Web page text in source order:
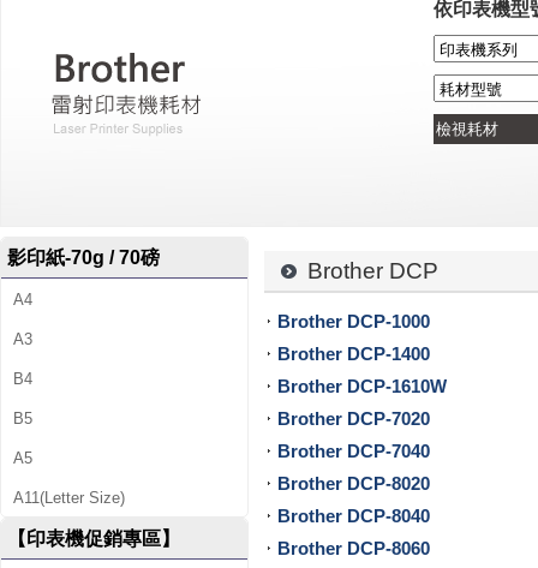
專
售
廠
牌
碳
粉
依印表機型
影印紙-70g / 70磅
A4
A3
B4
B5
A5
A11(Letter Size)
【印表機促銷專區】
Brother DCP
Brother DCP-1000
Brother DCP-1400
Brother DCP-1610W
Brother DCP-7020
Brother DCP-7040
Brother DCP-8020
Brother DCP-8040
Brother DCP-8060